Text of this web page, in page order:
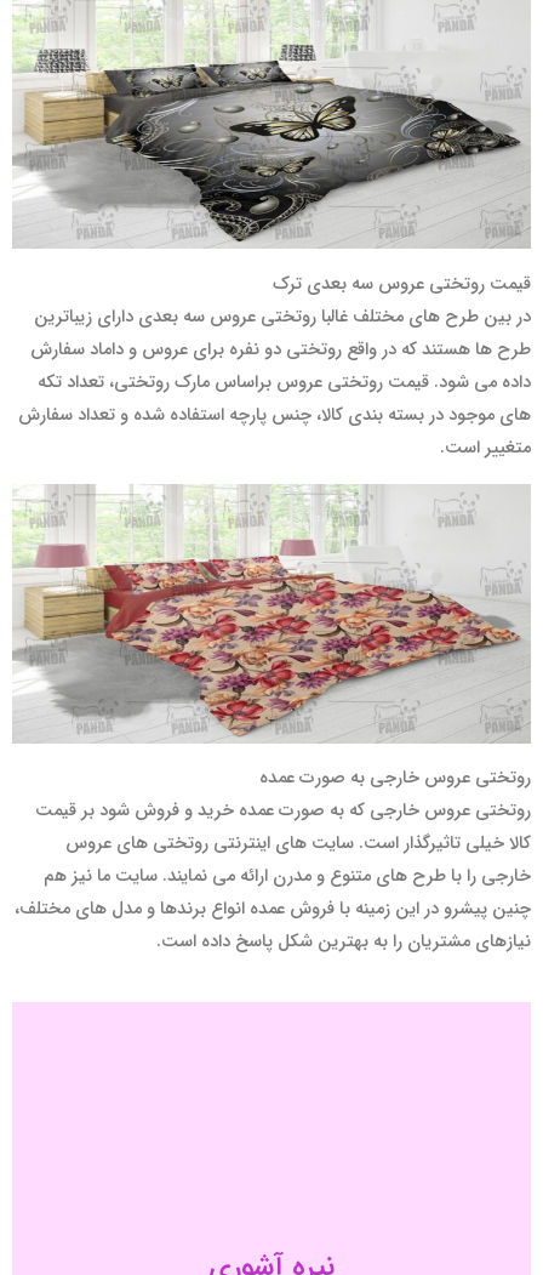
قیمت روتختی عروس سه بعدی ترک
در بین طرح های مختلف غالبا روتختی عروس سه بعدی دارای زیباترین
طرح ها هستند که در واقع روتختی دو نفره برای عروس و داماد سفارش
داده می شود. قیمت روتختی عروس براساس مارک روتختی، تعداد تکه
های موجود در بسته بندی کالا، چنس پارچه استفاده شده و تعداد سفارش
متغییر است.
روتختی عروس خارجی به صورت عمده
روتختی عروس خارجی که به صورت عمده خرید و فروش شود بر قیمت
کالا خیلی تاثیرگذار است. سایت های اینترنتی روتختی های عروس
خارجی را با طرح های متنوع و مدرن ارائه می نمایند. سایت ما نیز هم
چنین پیشرو در این زمینه با فروش عمده انواع برندها و مدل های مختلف،
نیازهای مشتریان را به بهترین شکل پاسخ داده است.
مدیریت فروش : 09125824399